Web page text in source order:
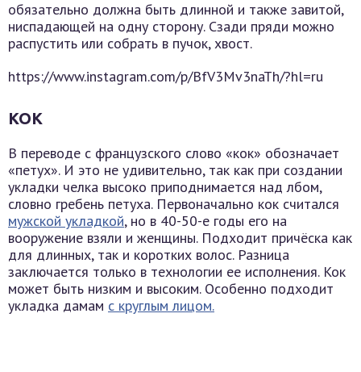
обязательно должна быть длинной и также завитой,
ниспадающей на одну сторону. Сзади пряди можно
распустить или собрать в пучок, хвост.
https://www.instagram.com/p/BfV3Mv3naTh/?hl=ru
КОК
В переводе с французского слово «кок» обозначает
«петух». И это не удивительно, так как при создании
укладки челка высоко приподнимается над лбом,
словно гребень петуха. Первоначально кок считался
мужской укладкой, но в 40-50-е годы его на
вооружение взяли и женщины. Подходит причёска как
для длинных, так и коротких волос. Разница
заключается только в технологии ее исполнения. Кок
может быть низким и высоким. Особенно подходит
укладка дамам с круглым лицом.